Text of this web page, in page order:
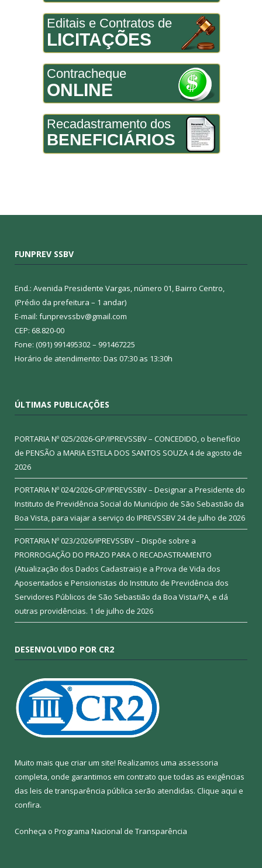
Editais e Contratos de
LICITAÇÕES
Contracheque
ONLINE
Recadastramento dos
BENEFICIÁRIOS
FUNPREV SSBV
End.: Avenida Presidente Vargas, número 01, Bairro Centro,
(Prédio da prefeitura – 1 andar)
E-mail: funprevssbv@gmail.com
CEP: 68.820-00
Fone: (091) 991495302 – 991467225
Horário de atendimento: Das 07:30 as 13:30h
ÚLTIMAS PUBLICAÇÕES
PORTARIA Nº 025/2026-GP/IPREVSSBV – CONCEDIDO, o benefício
de PENSÃO a MARIA ESTELA DOS SANTOS SOUZA4 de agosto de
2026
PORTARIA Nº 024/2026-GP/IPREVSSBV – Designar a Presidente do
Instituto de Previdência Social do Município de São Sebastião da
Boa Vista, para viajar a serviço do IPREVSSBV24 de julho de 2026
PORTARIA Nº 023/2026/IPREVSSBV – Dispõe sobre a
PRORROGAÇÃO DO PRAZO PARA O RECADASTRAMENTO
(Atualização dos Dados Cadastrais) e a Prova de Vida dos
Aposentados e Pensionistas do Instituto de Previdência dos
Servidores Públicos de São Sebastião da Boa Vista/PA, e dá
outras providências. 1 de julho de 2026
DESENVOLVIDO POR CR2
Muito mais que criar um site! Realizamos uma assessoria
completa, onde garantimos em contrato que todas as exigências
das leis de transparência pública serão atendidas. Clique aqui e
confira.
Conheça o Programa Nacional de Transparência